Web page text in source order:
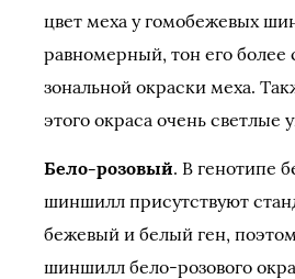
цвет меха у гомобежевых
равномерный, тон его более
зональной окраски меха.
этого окраса очень светлые
Бело-розовый. В генотипе
шиншилл присутствуют
бежевый и белый ген,
шиншилл бело-розового